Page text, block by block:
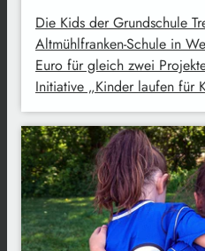
Die Kids der Grundschule
Altmühlfranken-Schule in
Euro für gleich zwei
Initiative „Kinder laufen für